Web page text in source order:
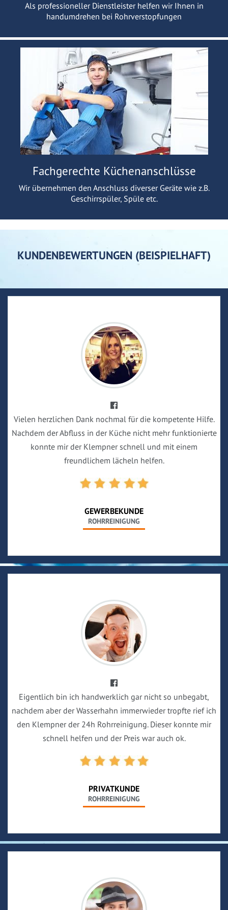
Als professioneller Dienstleister helfen wir Ihnen in
handumdrehen bei Rohrverstopfungen
Fachgerechte Küchenanschlüsse
Wir übernehmen den Anschluss diverser Geräte wie z.B.
Geschirrspüler, Spüle etc.
KUNDENBEWERTUNGEN (BEISPIELHAFT)
Vielen herzlichen Dank nochmal für die kompetente Hilfe.
Nachdem der Abfluss in der Küche nicht mehr funktionierte
konnte mir der Klempner schnell und mit einem
freundlichem lächeln helfen.
GEWERBEKUNDE
ROHRREINIGUNG
Eigentlich bin ich handwerklich gar nicht so unbegabt,
nachdem aber der Wasserhahn immerwieder tropfte rief ich
den Klempner der 24h Rohrreinigung. Dieser konnte mir
schnell helfen und der Preis war auch ok.
PRIVATKUNDE
ROHRREINIGUNG